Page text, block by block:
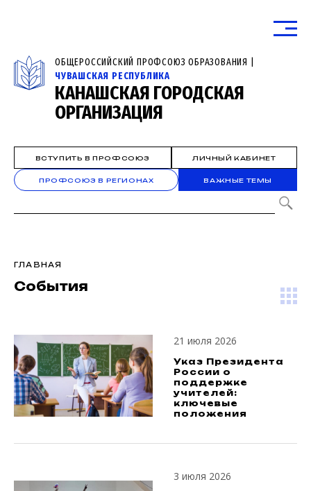
ОБЩЕРОССИЙСКИЙ ПРОФСОЮЗ ОБРАЗОВАНИЯ |
ЧУВАШСКАЯ РЕСПУБЛИКА
КАНАШСКАЯ ГОРОДСКАЯ
ОРГАНИЗАЦИЯ
ВСТУПИТЬ В ПРОФСОЮЗ ЛИЧНЫЙ КАБИНЕТ
ПРОФСОЮЗ В РЕГИОНАХ ВАЖНЫЕ ТЕМЫ
ГЛАВНАЯ
События
21 июля 2026
Указ Президента
России о
поддержке
учителей:
ключевые
положения
3 июля 2026